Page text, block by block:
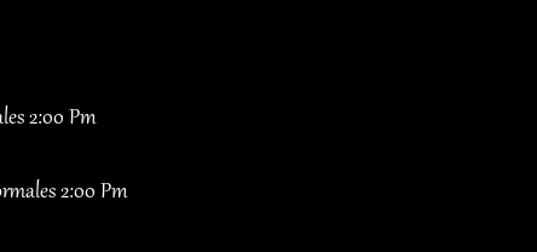
2:00 Pm
2:00 Pm